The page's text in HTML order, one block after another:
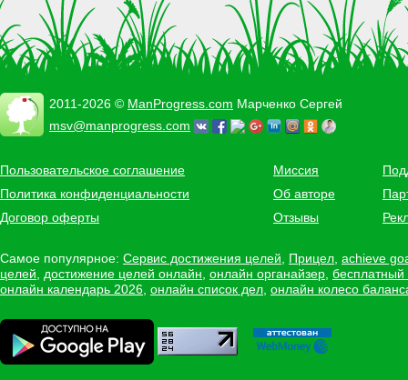
2011-2026 © ManProgress.com Марченко Сергей
msv@manprogress.com
Пользовательское соглашение
Политика конфиденциальности
Договор оферты
Миссия
Об авторе
Отзывы
Самое популярное: Сервис достижения целей Прицел achieve
целей
достижение целей онлайн онлайн органайзер
онлайн календарь 2026 онлайн список дел онлайн колесо